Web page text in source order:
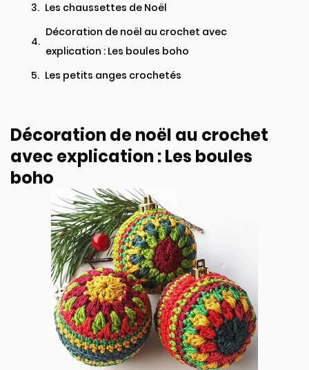
Les chaussettes de Noël
Décoration de noël au crochet avec
explication : Les boules boho
Les petits anges crochetés
Décoration de noël au crochet
avec explication : Les boules
boho